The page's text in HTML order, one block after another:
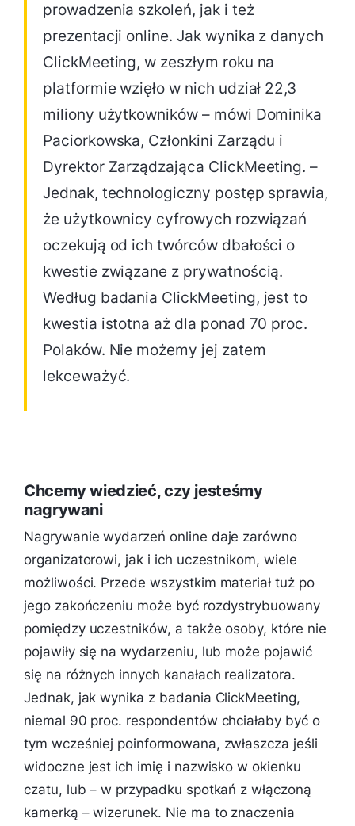
prowadzenia szkoleń, jak i też
prezentacji online. Jak wynika z danych
ClickMeeting, w zeszłym roku na
platformie wzięło w nich udział 22,3
miliony użytkowników – mówi Dominika
Paciorkowska, Członkini Zarządu i
Dyrektor Zarządzająca ClickMeeting. –
Jednak, technologiczny postęp sprawia,
że użytkownicy cyfrowych rozwiązań
oczekują od ich twórców dbałości o
kwestie związane z prywatnością.
Według badania ClickMeeting, jest to
kwestia istotna aż dla ponad 70 proc.
Polaków. Nie możemy jej zatem
lekceważyć.
Chcemy wiedzieć, czy jesteśmy
nagrywani
Nagrywanie wydarzeń online daje zarówno
organizatorowi, jak i ich uczestnikom, wiele
możliwości. Przede wszystkim materiał tuż po
jego zakończeniu może być rozdystrybuowany
pomiędzy uczestników, a także osoby, które nie
pojawiły się na wydarzeniu, lub może pojawić
się na różnych innych kanałach realizatora.
Jednak, jak wynika z badania ClickMeeting,
niemal 90 proc. respondentów chciałaby być o
tym wcześniej poinformowana, zwłaszcza jeśli
widoczne jest ich imię i nazwisko w okienku
czatu, lub – w przypadku spotkań z włączoną
kamerką – wizerunek. Nie ma to znaczenia